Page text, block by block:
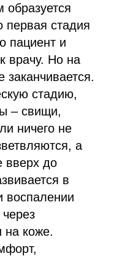
образуется
первая стадия
пациент и
врачу. Но на
заканчивается.
стадию,
– свищи,
ничего не
а
вверх до
в
воспалении
на коже.